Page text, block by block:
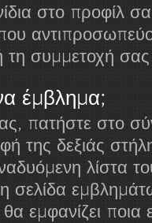
στο προφίλ
συμμετοχή
έμβλημα;
πατήστε στο
της δεξιάς
λίστα
σελίδα
εμφανίζει ποια